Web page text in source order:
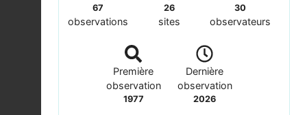
67
observations
26
sites
30
observateurs
Première
observation
1977
Dernière
observation
2026